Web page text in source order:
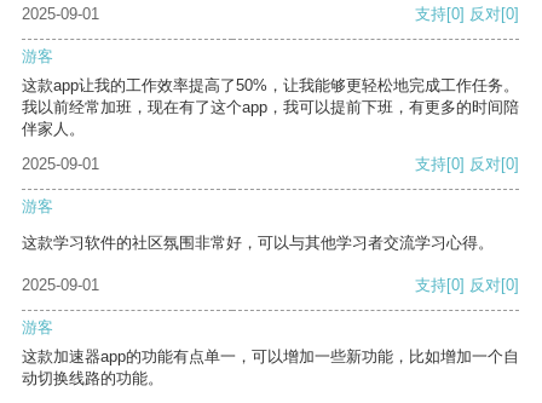
2025-09-01 支持[0] 反对[0]
游客
这款app让我的工作效率提高了50%，让我能够更轻松地完成工作任务。
我以前经常加班，现在有了这个app，我可以提前下班，有更多的时间陪
伴家人。
2025-09-01
支持[0] 反对[0]
游客
这款学习软件的社区氛围非常好，可以与其他学习者交流学习心得。
2025-09-01 支持[0] 反对[0]
游客
这款加速器app的功能有点单一，可以增加一些新功能，比如增加一个自
动切换线路的功能。